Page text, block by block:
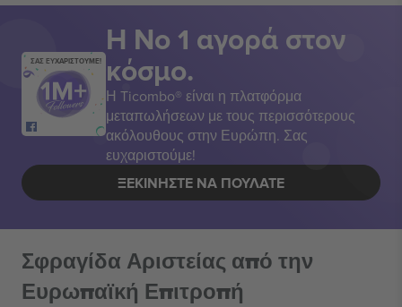
ΣΑΣ ΕΥΧΑΡΙΣΤΟΥΜΕ!
Η Νο 1 αγορά στον
κόσμο.
Η Ticombo® είναι η πλατφόρμα
μεταπωλήσεων με τους περισσότερους
ακόλουθους στην Ευρώπη. Σας
ευχαριστούμε!
ΞΕΚΙΝΉΣΤΕ ΝΑ ΠΟΥΛΆΤΕ
Σφραγίδα Αριστείας από την
Ευρωπαϊκή Επιτροπή